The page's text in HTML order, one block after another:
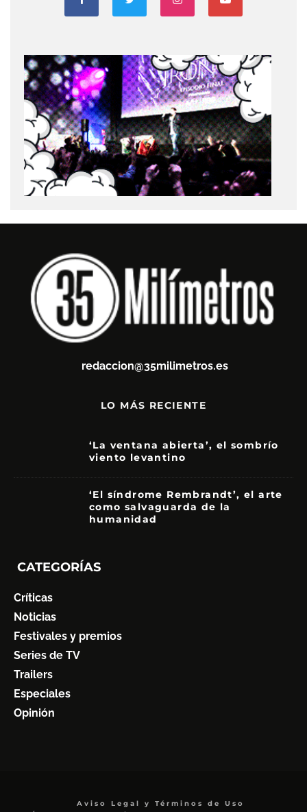
redaccion@35milimetros.es
LO MÁS RECIENTE
‘La ventana abierta’, el sombrío
viento levantino
‘El síndrome Rembrandt’, el arte
como salvaguarda de la
humanidad
CATEGORÍAS
Críticas
Noticias
Festivales y premios
Series de TV
Trailers
Especiales
Opinión
Aviso Legal y Términos de Uso